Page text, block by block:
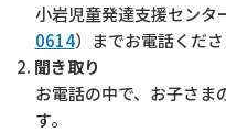
小岩児童発達支援センタ
0614）までお電話くださ
聞き取り
お電話の中で、お子さま
す。